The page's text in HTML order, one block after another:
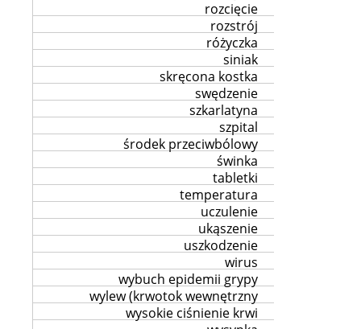
rozcięcie
rozstrój
różyczka
siniak
skręcona kostka
swędzenie
szkarlatyna
szpital
środek przeciwbólowy
świnka
tabletki
temperatura
uczulenie
ukąszenie
uszkodzenie
wirus
wybuch epidemii grypy
wylew (krwotok wewnętrzny
wysokie ciśnienie krwi